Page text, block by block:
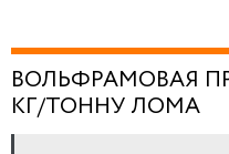
ВОЛЬФРАМОВАЯ
КГ/ТОННУ ЛОМА